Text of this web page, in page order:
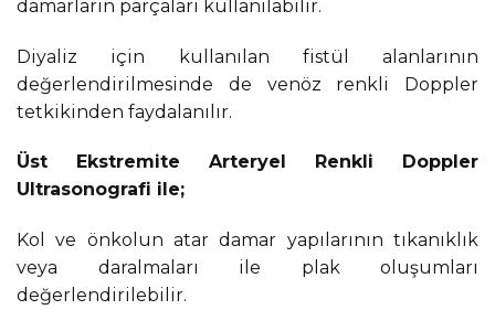
damarların parçaları kullanılabilir.
Diyaliz için kullanılan fistül alanlarının
değerlendirilmesinde de venöz renkli Doppler
tetkikinden faydalanılır.
Üst Ekstremite Arteryel Renkli Doppler
Ultrasonografi ile;
Kol ve önkolun atar damar yapılarının tıkanıklık
veya daralmaları ile plak oluşumları
değerlendirilebilir.